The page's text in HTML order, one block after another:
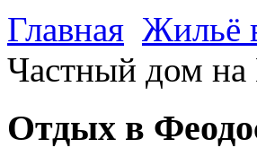
Главная Жильё
Частный дом на
Отдых в